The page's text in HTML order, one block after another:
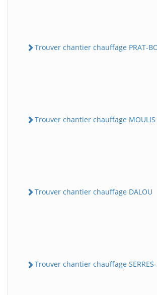
Trouver chantier chauffage PRAT-
Trouver chantier chauffage MOULIS
Trouver chantier chauffage DALOU
Trouver chantier chauffage SERRES-